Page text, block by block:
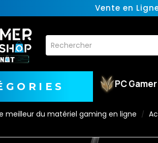
Vente en
PC Gamer
meilleur du matériel gaming en ligne